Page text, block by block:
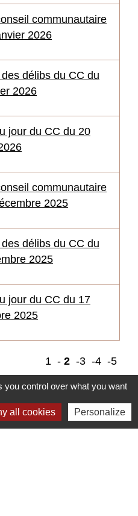
communautaire
2026
délibs du CC du
2026
jour du CC du 20
communautaire
2025
délibs du CC du
2025
jour du CC du 17
2025
1 - 2 -3 -4 -5
control over what you want
all cookies Personalize